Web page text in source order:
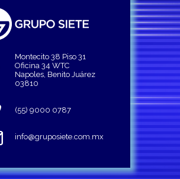
Montecito 38 Piso 31
Oficina 34 WTC
Napoles, Benito Juárez
03810
(55) 9000 0787
info@gruposiete.com.mx